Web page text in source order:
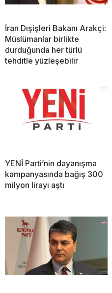
İran Dışişleri Bakanı Arakçi:
Müslümanlar birlikte
durduğunda her türlü
tehditle yüzleşebilir
YENİ Parti’nin dayanışma
kampanyasında bağış 300
milyon lirayı aştı